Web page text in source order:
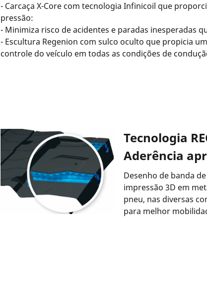
- Carcaça X-Core com tecnologia Infinicoil que
pressão:
- Minimiza risco de acidentes e paradas inesperadas
- Escultura Regenion com sulco oculto que propicia
controle do veículo em todas as condições de
Tecnologia
Aderência
Desenho de banda
impressão 3D em
pneu, nas diversas
para melhor